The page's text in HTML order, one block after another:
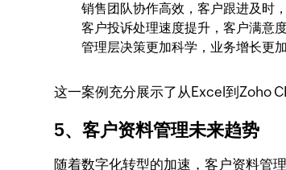
销售团队协作高效，客户跟进及时
客户投诉处理速度提升，客户满意
管理层决策更加科学，业务增长更
这一案例充分展示了从Excel到Zoho
5、客户资料管理未来趋势
随着数字化转型的加速，客户资料管